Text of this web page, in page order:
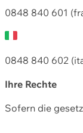
0848 840 601
0848 840 602
Ihre Rechte
Sofern die